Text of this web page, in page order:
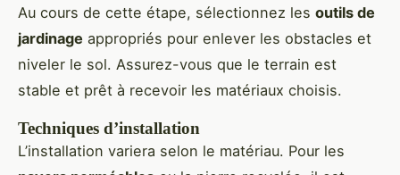
Au cours de cette étape, sélectionnez les outils de
jardinage appropriés pour enlever les obstacles et
niveler le sol. Assurez-vous que le terrain est
stable et prêt à recevoir les matériaux choisis.
Techniques d’installation
L’installation variera selon le matériau. Pour les